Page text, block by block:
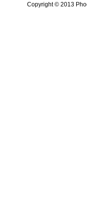
Copyright © 2013